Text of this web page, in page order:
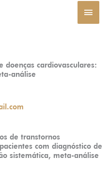
doenças cardiovasculares:
análise
de transtornos
com diagnóstico de
sistemática, meta-análise